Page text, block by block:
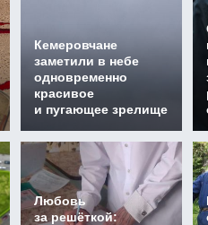
Кемеровчане
заметили в небе
одновременно
красивое
и пугающее зрелище
Любовь
за решёткой: